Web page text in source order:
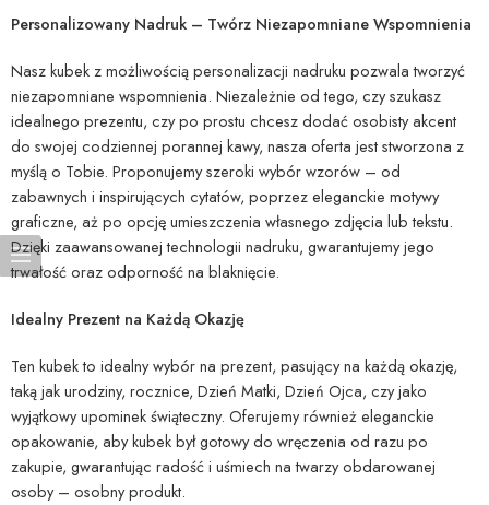
Personalizowany Nadruk – Twórz Niezapomniane Wspomnienia
Nasz kubek z możliwością personalizacji nadruku pozwala tworzyć
niezapomniane wspomnienia. Niezależnie od tego, czy szukasz
idealnego prezentu, czy po prostu chcesz dodać osobisty akcent
do swojej codziennej porannej kawy, nasza oferta jest stworzona z
myślą o Tobie. Proponujemy szeroki wybór wzorów – od
zabawnych i inspirujących cytatów, poprzez eleganckie motywy
graficzne, aż po opcję umieszczenia własnego zdjęcia lub tekstu.
Dzięki zaawansowanej technologii nadruku, gwarantujemy jego
trwałość oraz odporność na blaknięcie.
Idealny Prezent na Każdą Okazję
Ten kubek to idealny wybór na prezent, pasujący na każdą okazję,
taką jak urodziny, rocznice, Dzień Matki, Dzień Ojca, czy jako
wyjątkowy upominek świąteczny. Oferujemy również eleganckie
opakowanie, aby kubek był gotowy do wręczenia od razu po
zakupie, gwarantując radość i uśmiech na twarzy obdarowanej
osoby – osobny produkt.